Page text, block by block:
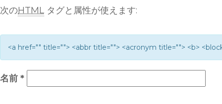
次のHTML タグと属性が使えます:
<a href="" title=""> <abbr title=""> <acronym title=""> <b>
名前 *